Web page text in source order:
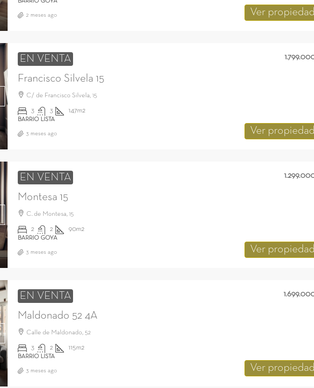
Ver propiedad
2 meses ago
EN VENTA
Francisco Silvela 15
C/ de Francisco Silvela, 15
3 3 147m2
BARRIO LISTA
Ver propiedad
3 meses ago
EN VENTA
Montesa 15
C. de Montesa, 15
2 2 90m2
BARRIO GOYA
Ver propiedad
3 meses ago
EN VENTA
Maldonado 52 4A
Calle de Maldonado, 52
3 2 115m2
BARRIO LISTA
Ver propiedad
3 meses ago